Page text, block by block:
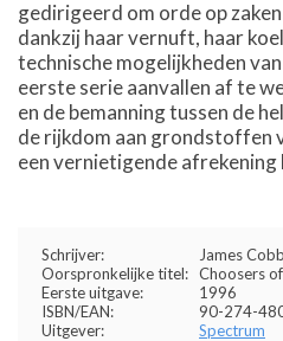
gedirigeerd om orde op
dankzij haar vernuft, haar
technische mogelijkheden
eerste serie aanvallen af te
en de bemanning tussen de
de rijkdom aan grondstoffen
een vernietigende
Schrijver:
James Cobb
Oorspronkelijke titel: Choosers
Eerste uitgave:
1996
ISBN/EAN:
90-274-
Uitgever:
Spectrum